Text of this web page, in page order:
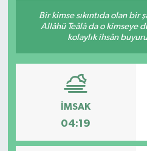
Bir kimse sıkıntıda olan bir
Allâhü Teâlâ da o kimseye
kolaylık ihsân
İMSAK
04:19
KÜLTÜR-SANAT
Magazin
Medya
Sağlık